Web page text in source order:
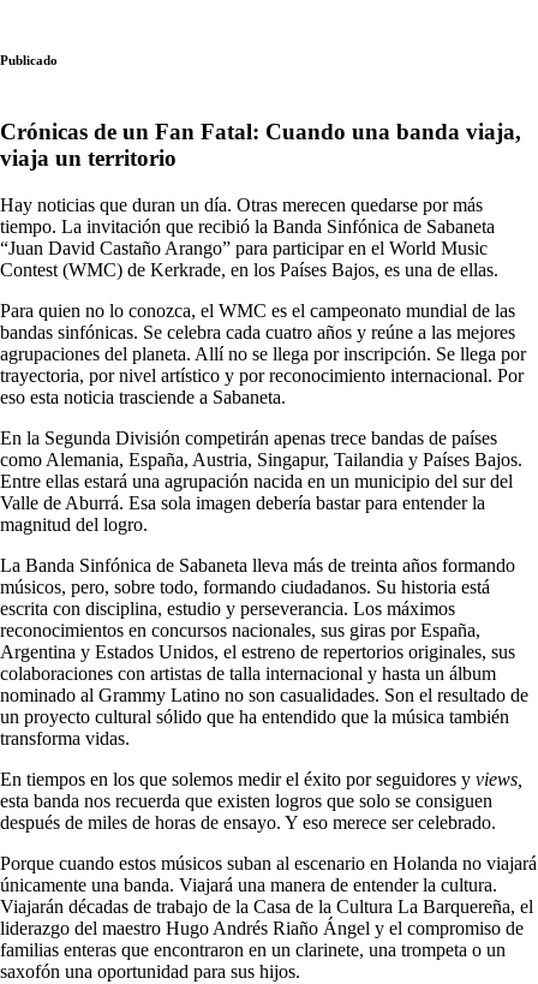
Publicado
Crónicas de un Fan Fatal: Cuando una banda viaja,
viaja un territorio
Hay noticias que duran un día. Otras merecen quedarse por más
tiempo. La invitación que recibió la Banda Sinfónica de Sabaneta
“Juan David Castaño Arango” para participar en el World Music
Contest (WMC) de Kerkrade, en los Países Bajos, es una de ellas.
Para quien no lo conozca, el WMC es el campeonato mundial de las
bandas sinfónicas. Se celebra cada cuatro años y reúne a las mejores
agrupaciones del planeta. Allí no se llega por inscripción. Se llega por
trayectoria, por nivel artístico y por reconocimiento internacional. Por
eso esta noticia trasciende a Sabaneta.
En la Segunda División competirán apenas trece bandas de países
como Alemania, España, Austria, Singapur, Tailandia y Países Bajos.
Entre ellas estará una agrupación nacida en un municipio del sur del
Valle de Aburrá. Esa sola imagen debería bastar para entender la
magnitud del logro.
La Banda Sinfónica de Sabaneta lleva más de treinta años formando
músicos, pero, sobre todo, formando ciudadanos. Su historia está
escrita con disciplina, estudio y perseverancia. Los máximos
reconocimientos en concursos nacionales, sus giras por España,
Argentina y Estados Unidos, el estreno de repertorios originales, sus
colaboraciones con artistas de talla internacional y hasta un álbum
nominado al Grammy Latino no son casualidades. Son el resultado de
un proyecto cultural sólido que ha entendido que la música también
transforma vidas.
En tiempos en los que solemos medir el éxito por seguidores y views,
esta banda nos recuerda que existen logros que solo se consiguen
después de miles de horas de ensayo. Y eso merece ser celebrado.
Porque cuando estos músicos suban al escenario en Holanda no viajará
únicamente una banda. Viajará una manera de entender la cultura.
Viajarán décadas de trabajo de la Casa de la Cultura La Barquereña, el
liderazgo del maestro Hugo Andrés Riaño Ángel y el compromiso de
familias enteras que encontraron en un clarinete, una trompeta o un
saxofón una oportunidad para sus hijos.